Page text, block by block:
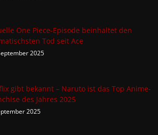
One Piece-Episode beinhaltet den
Tod seit Ace
2025
gibt bekannt – Naruto ist das Top Anime-
des Jahres 2025
2025